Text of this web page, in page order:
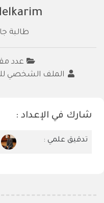
طالبة
عدد
الملف الشخصي
شارك في الإعداد :
تدقيق علمي :